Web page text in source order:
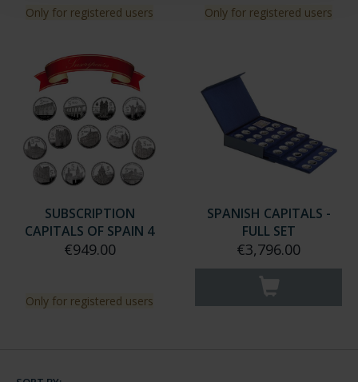
Only for registered users Only for registered users
SUBSCRIPTION
CAPITALS OF SPAIN 4
€949.00
Only for registered users
SPANISH CAPITALS -
FULL SET
€3,796.00